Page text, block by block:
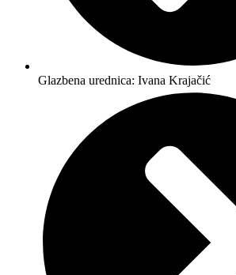
Glazbena urednica: Ivana Krajačić